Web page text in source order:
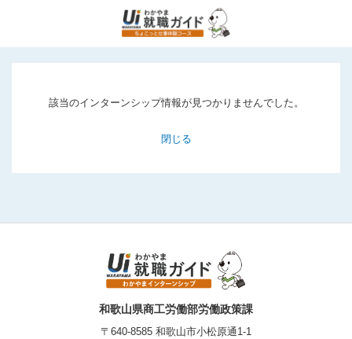
該当のインターンシップ情報が見つかりませんでした。
閉じる
和歌山県商工労働部労働政策課
〒640-8585 和歌山市小松原通1-1